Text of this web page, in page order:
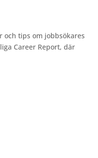
tips om jobbsökares
Career Report, där